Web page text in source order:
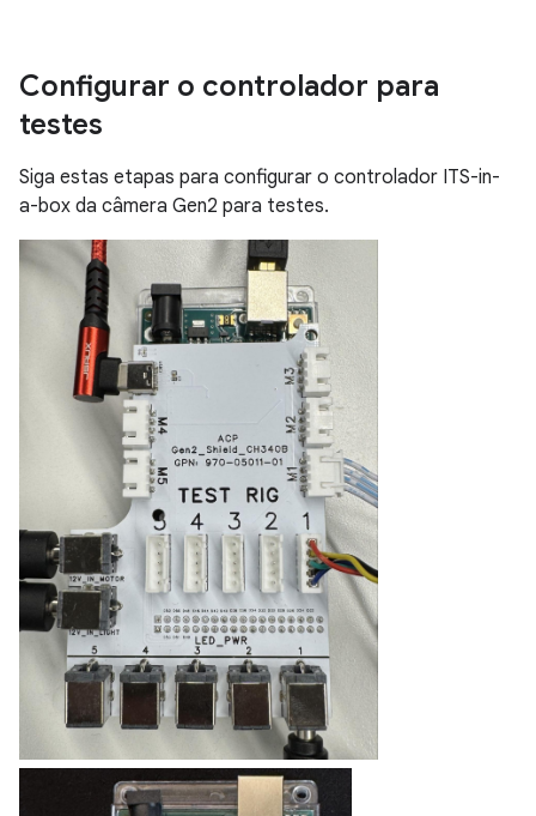
Configurar o controlador para
testes
Siga estas etapas para configurar o controlador ITS-in-
a-box da câmera Gen2 para testes.